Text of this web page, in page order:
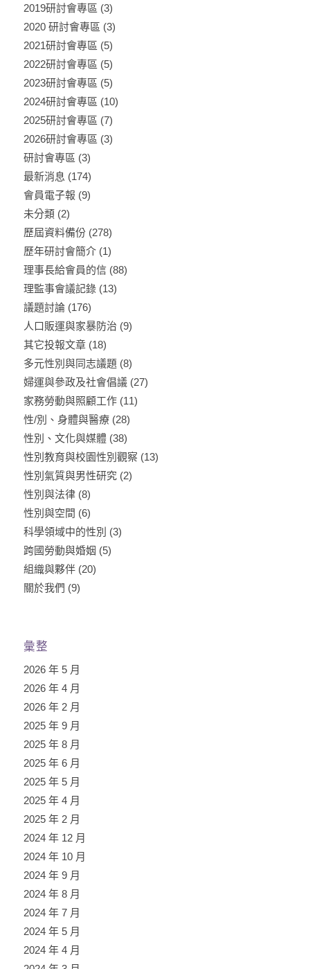
2019研討會專區 (3)
2020 研討會專區 (3)
2021研討會專區 (5)
2022研討會專區 (5)
2023研討會專區 (5)
2024研討會專區 (10)
2025研討會專區 (7)
2026研討會專區 (3)
研討會專區 (3)
最新消息 (174)
會員電子報 (9)
未分類(2)
歷屆資料備份(278)
歷年研討會簡介(1)
理事長給會員的信(88)
理監事會議記錄(13)
議題討論(176)
人口販運與家暴防治 (9)
其它投報文章(18)
多元性別與同志議題(8)
婦運與參政及社會倡議(27)
家務勞動與照顧工作(11)
性/別、身體與醫療(28)
性別、文化與媒體(38)
性別教育與校園性別觀察 (13)
性別氣質與男性研究(2)
性別與法律(8)
性別與空間 (6)
科學領域中的性別 (3)
跨國勞動與婚姻 (5)
組織與夥伴(20)
關於我們 (9)
彙整
2026 年 5 月
2026 年 4 月
2026 年 2 月
2025 年 9 月
2025 年 8 月
2025 年 6 月
2025 年 5 月
2025 年 4 月
2025 年 2 月
2024 年 12 月
2024 年 10 月
2024 年 9 月
2024 年 8 月
2024 年 7 月
2024 年 5 月
2024 年 4 月